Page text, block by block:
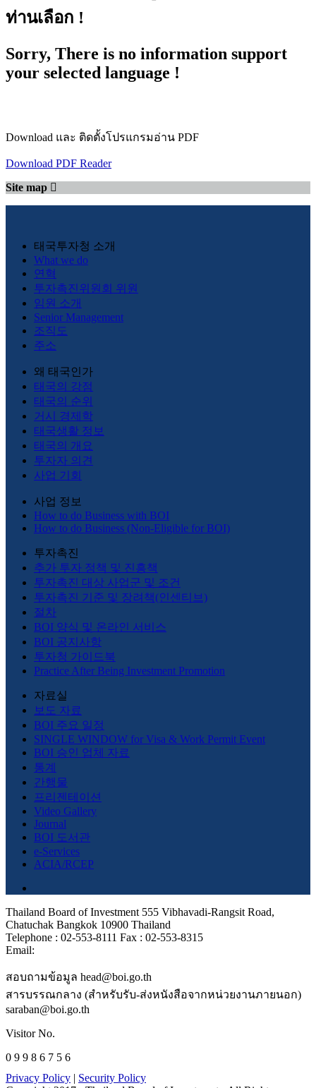
ท่านเลือก !
Sorry, There is no information support
your selected language !
Download และ ติดตั้งโปรแกรมอ่าน PDF
Download PDF Reader
Site map
태국투자청 소개
What we do
연혁
투자촉진위원회 위원
임원 소개
Senior Management
조직도
주소
왜 태국인가
태국의 강점
태국의 순위
거시 경제학
태국생활 정보
태국의 개요
투자자 의견
사업 기회
사업 정보
How to do Business with BOI
How to do Business (Non-Eligible for BOI)
투자촉진
추가 투자 정책 및 진흥책
투자촉진 대상 사업군 및 조건
투자촉진 기준 및 장려책(인센티브)
절차
BOI 양식 및 온라인 서비스
BOI 공지사항
투자청 가이드북
Practice After Being Investment Promotion
자료실
보도 자료
BOI 주요 일정
SINGLE WINDOW for Visa & Work Permit Event
BOI 승인 업체 자료
통계
간행물
프리젠테이션
Video Gallery
Journal
BOI 도서관
e-Services
ACIA/RCEP
Thailand Board of Investment 555 Vibhavadi-Rangsit Road,
Chatuchak Bangkok 10900 Thailand
Telephone : 02-553-8111 Fax : 02-553-8315
Email:
สอบถามข้อมูล head@boi.go.th
สารบรรณกลาง (สำหรับรับ-ส่งหนังสือจากหน่วยงานภายนอก)
saraban@boi.go.th
Visitor No.
0 9 9 8 6 7 5 6
Privacy Policy | Security Policy